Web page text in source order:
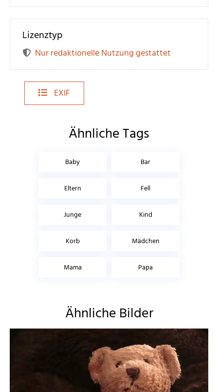
Lizenztyp
Nur redaktionelle Nutzung gestattet
EXIF
Ähnliche Tags
Baby Bar
Eltern Fell
Junge Kind
Korb Mädchen
Mama Papa
Ähnliche Bilder